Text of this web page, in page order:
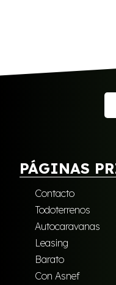
PÁGINAS
Contacto
Todoterrenos
Autocaravanas
Leasing
Barato
Con Asnef